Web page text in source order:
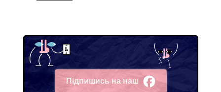
Підпишись на наш
Facebook